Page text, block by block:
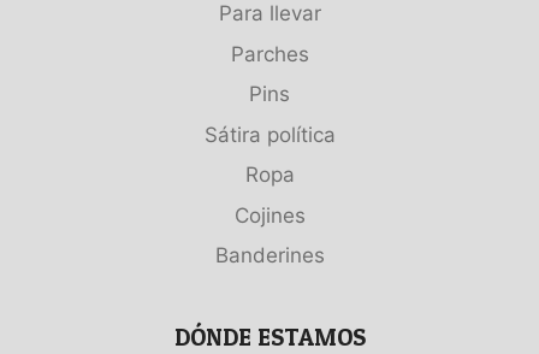
Para llevar
Parches
Pins
Sátira política
Ropa
Cojines
Banderines
DÓNDE ESTAMOS